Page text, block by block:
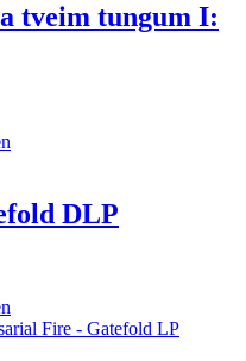
tveim tungum I:
DLP